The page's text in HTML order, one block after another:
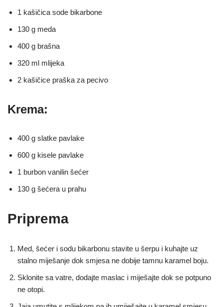
1 kašičica sode bikarbone
130 g meda
400 g brašna
320 ml mlijeka
2 kašičice praška za pecivo
Krema:
400 g slatke pavlake
600 g kisele pavlake
1 burbon vanilin šećer
130 g šećera u prahu
Priprema
Med, šećer i sodu bikarbonu stavite u šerpu i kuhajte uz
stalno miješanje dok smjesa ne dobije tamnu karamel boju.
Sklonite sa vatre, dodajte maslac i miješajte dok se potpuno
ne otopi.